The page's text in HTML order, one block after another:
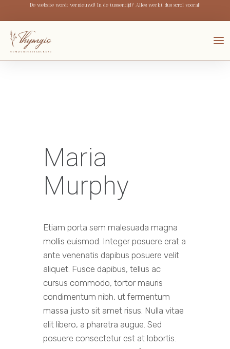
De website wordt vernieuwd! In de tussentijd? Alles werkt, dus scrol vooral!
Maria
Murphy
Etiam porta sem malesuada magna
mollis euismod. Integer posuere erat a
ante venenatis dapibus posuere velit
aliquet. Fusce dapibus, tellus ac
cursus commodo, tortor mauris
condimentum nibh, ut fermentum
massa justo sit amet risus. Nulla vitae
elit libero, a pharetra augue. Sed
posuere consectetur est at lobortis.